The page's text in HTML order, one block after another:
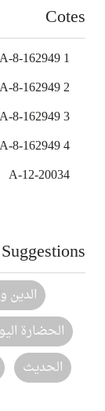
Cotes
A-8-162949 1
A-8-162949 2
A-8-162949 3
A-8-162949 4
A-12-20034
Suggestions
الدين
الحضارة
الحديث